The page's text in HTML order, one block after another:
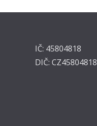
IČ: 45804818
DIČ: CZ45804818